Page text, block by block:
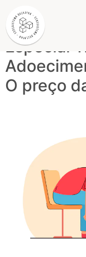
Tag:
Especial
O preço